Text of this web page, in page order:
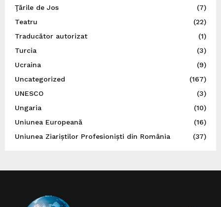
Ţările de Jos
(7)
Teatru
(22)
Traducător autorizat
(1)
Turcia
(3)
Ucraina
(9)
Uncategorized
(167)
UNESCO
(3)
Ungaria
(10)
Uniunea Europeană
(16)
Uniunea Ziariștilor Profesioniști din România
(37)